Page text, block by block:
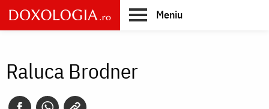
Skip
to
main
Meniu
Raluca Brodner